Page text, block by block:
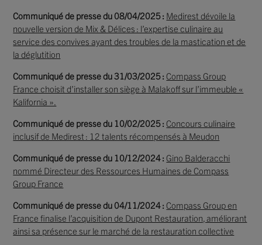
Communiqué de presse du 08/04/2025 : Medirest dévoile la
nouvelle version de Mix & Délices : l’expertise culinaire au
service des convives ayant des troubles de la mastication et de
la déglutition
Communiqué de presse du 31/03/2025 :Compass Group
France choisit d’installer son siège à Malakoff sur l’immeuble «
Kalifornia ».
Communiqué de presse du 10/02/2025 :Concours culinaire
inclusif de Medirest : 12 talents récompensés à Meudon
Communiqué de presse du 10/12/2024 :Gino Balderacchi
nommé Directeur des Ressources Humaines de Compass
Group France
Communiqué de presse du 04/11/2024 :Compass Group en
France finalise l’acquisition de Dupont Restauration, améliorant
ainsi sa présence sur le marché de la restauration collective